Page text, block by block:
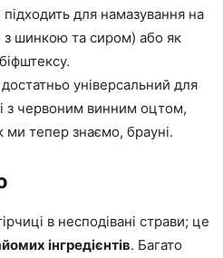
підходить для намазування на
шинкою та сиром) або як
достатньо універсальний для
з червоним винним оцтом,
ми тепер знаємо, брауні.
в несподівані страви; це
інгредієнтів. Багато